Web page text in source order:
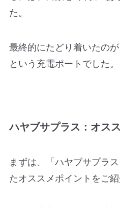
た。
最終的にたどり着いたのが
という充電ポートでした。
ハヤブサプラス：オス
まずは、「ハヤブサプラ
たオススメポイントをご紹